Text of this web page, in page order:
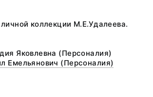
коллекции М.Е.Удалеева.
Яковлевна (Персоналия)
Емельянович (Персоналия)